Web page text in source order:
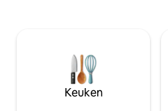
inbegrepen service en ze
tijdens je verblijf aangeboden.
DIENSTEN OP AANVRAAG: - Home F&B
Services and Deliveries - Private
Keuken